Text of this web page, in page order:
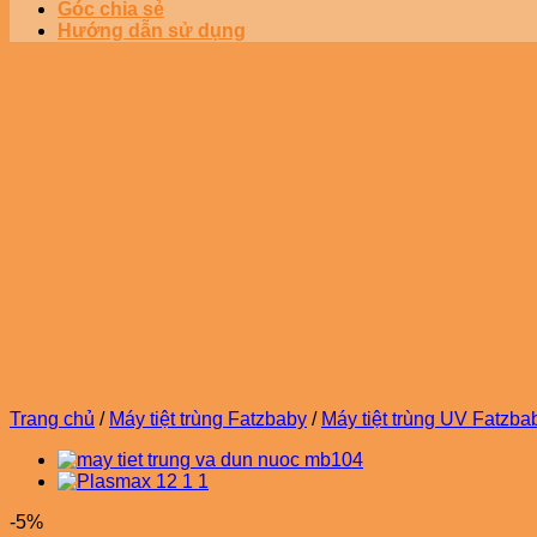
Góc chia sẻ
Hướng dẫn sử dụng
Trang chủ / Máy tiệt trùng Fatzbaby / Máy tiệt trùng UV
-5%